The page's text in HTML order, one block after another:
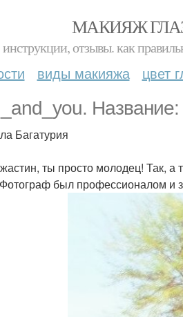
МАКИЯЖ
отзывы. как
виды макияжа цвет
Багатурия
ты просто молодец! Так,
был профессионалом и